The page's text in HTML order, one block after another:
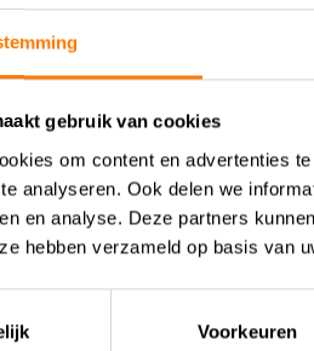
gebruik van cookies
om content en advertenties
analyseren. Ook delen we
en analyse. Deze partners
hebben verzameld op basis van
Voorkeuren
Control
Meter Communications